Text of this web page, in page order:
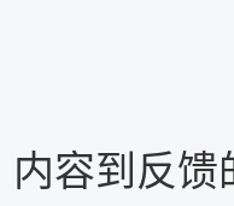
容到反馈